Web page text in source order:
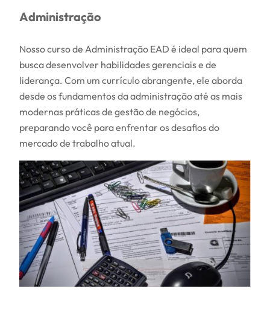
Administração
Nosso curso de Administração EAD é ideal para quem
busca desenvolver habilidades gerenciais e de
liderança. Com um currículo abrangente, ele aborda
desde os fundamentos da administração até as mais
modernas práticas de gestão de negócios,
preparando você para enfrentar os desafios do
mercado de trabalho atual.